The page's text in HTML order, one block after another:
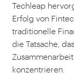
Techleap
Erfolg von
traditionelle
die Tatsache,
konzentrieren.